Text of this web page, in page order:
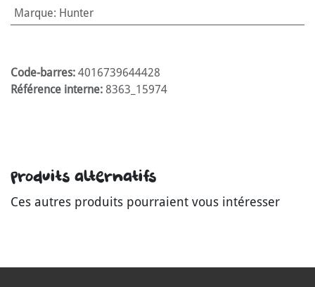
Marque: Hunter
Code-barres: 4016739644428
Référence interne: 8363_15974
Produits alternatifs
Ces autres produits pourraient vous intéresser